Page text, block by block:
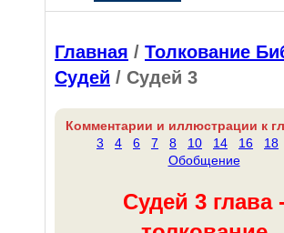
Главная / Толкование
Судей / Судей 3
Комментарии и иллюстрации к
3
4 6 7 8 10 14 16 18
Обобщение
Судей 3 глава -